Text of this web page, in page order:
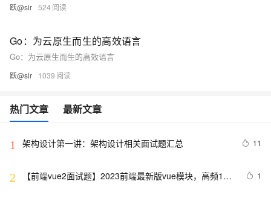
跃@sir 524
Go：为云原生而生的高效语言
Go：为云原生而生的高效语言
跃@sir 1039
热门文章 最新文章
1 架构设计第一讲：架构设计相关面试题汇总 11
2
【前端vue2面试题】2023前端最新版vue模块，高频17
1